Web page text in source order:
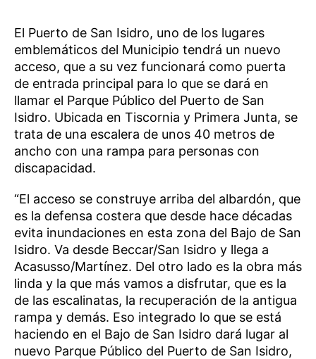
El Puerto de San Isidro, uno de los lugares
emblemáticos del Municipio tendrá un nuevo
acceso, que a su vez funcionará como puerta
de entrada principal para lo que se dará en
llamar el Parque Público del Puerto de San
Isidro. Ubicada en Tiscornia y Primera Junta, se
trata de una escalera de unos 40 metros de
ancho con una rampa para personas con
discapacidad.
“El acceso se construye arriba del albardón, que
es la defensa costera que desde hace décadas
evita inundaciones en esta zona del Bajo de San
Isidro. Va desde Beccar/San Isidro y llega a
Acasusso/Martínez. Del otro lado es la obra más
linda y la que más vamos a disfrutar, que es la
de las escalinatas, la recuperación de la antigua
rampa y demás. Eso integrado lo que se está
haciendo en el Bajo de San Isidro dará lugar al
nuevo Parque Público del Puerto de San Isidro,